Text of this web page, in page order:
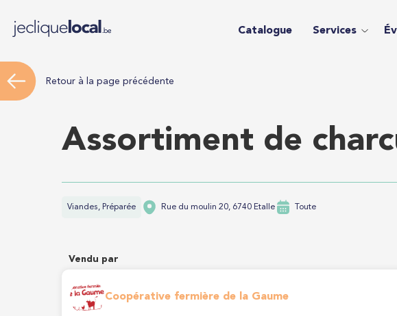
Catalogue Services
Retour à la page précédente
Assortiment de
Viandes, Préparée Rue du moulin 20, 6740 Etalle Toute
Vendu par
Coopérative fermière de la Gaume